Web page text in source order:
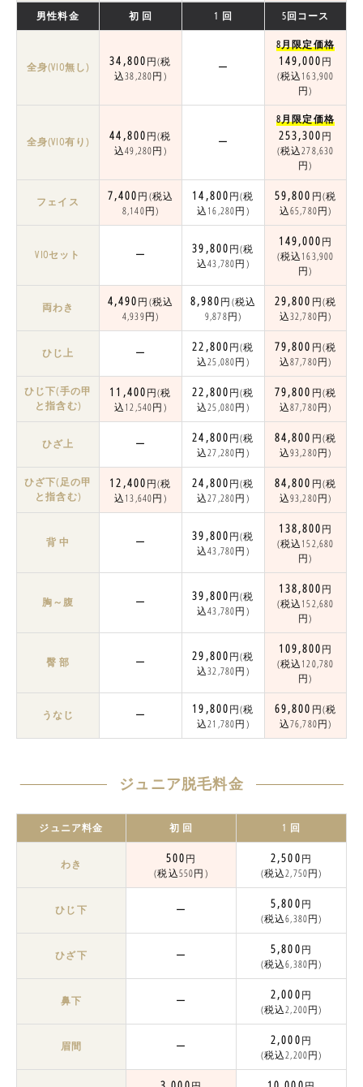
男性料金 初 回 1 回 5回コース
全身(VIO無し) 34,800円(税
込38,280円)
ー
8月限定価格
149,000円
(税込163,900
円)
全身(VIO有り) 44,800円(税
込49,280円)
ー
8月限定価格
253,300円
(税込278,630
円)
フェイス 7,400円(税込
8,140円)
14,800円(税
込16,280円)
59,800 円(税
込65,780円)
VIOセット ー 39,800円(税
込43,780円)
149,000円
(税込163,900
円)
両わき 4,490円(税込
4,939円)
8,980円(税込
9,878円)
29,800 円(税
込32,780円)
ひじ上 ー 22,800円(税
込25,080円)
79,800 円(税
込87,780円)
ひじ下(手の甲
と指含む)
11,400円(税
込12,540円)
22,800円(税
込25,080円)
79,800 円(税
込87,780円)
ひざ上 ー 24,800円(税
込27,280円)
84,800 円(税
込93,280円)
ひざ下(足の甲
と指含む)
12,400円(税
込13,640円)
24,800円(税
込27,280円)
84,800 円(税
込93,280円)
背 中 ー 39,800円(税
込43,780円)
138,800円
(税込152,680
円)
胸～腹 ー 39,800円(税
込43,780円)
138,800円
(税込152,680
円)
臀 部 ー 29,800円(税
込32,780円)
109,800円
(税込120,780
円)
うなじ ー 19,800円(税
込21,780円)
69,800 円(税
込76,780円)
ジュニア脱毛料金
ジュニア料金 初 回 1 回
わき 500円
(税込550円)
2,500円
(税込2,750円)
ひじ下 ー 5,800円
(税込6,380円)
ひざ下 ー 5,800円
(税込6,380円)
鼻下 ー 2,000円
(税込2,200円)
眉間 ー 2,000円
(税込2,200円)